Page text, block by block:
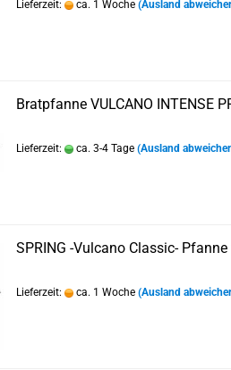
Lieferzeit: ca. 1 Woche (Ausland
Bratpfanne VULCANO INTENSE
Lieferzeit: ca. 3-4 Tage (Ausland
SPRING -Vulcano Classic-
Lieferzeit: ca. 1 Woche (Ausland